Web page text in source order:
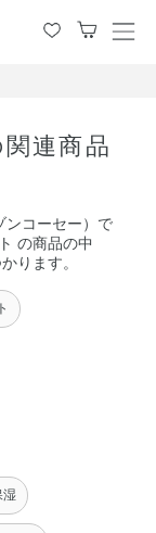
メ
連商品
ンコーセー）で
の商品の中
ります。
湿